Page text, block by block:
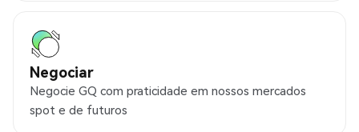
Negociar
Negocie GQ com praticidade em nossos mercados
spot e de futuros